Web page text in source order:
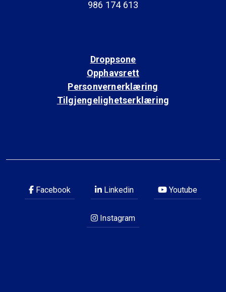
986 174 613
Droppsone
Opphavsrett
Personvernerklæring
Tilgjengelighetserklæring
Facebook Linkedin Youtube
Instagram